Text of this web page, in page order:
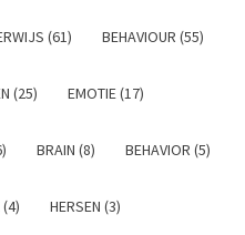
(61) BEHAVIOUR (55)
(25) EMOTIE (17)
BRAIN (8) BEHAVIOR (5)
(4) HERSEN (3)